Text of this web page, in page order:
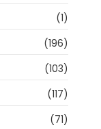
(1)
(196)
(103)
(117)
(71)